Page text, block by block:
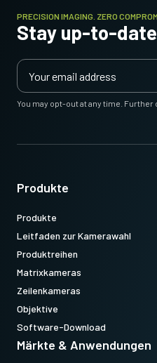
PRECISION IMAGING. ZERO
Stay up-to-
You may opt-out at any time. Further
Produkte
Produkte
Leitfaden zur Kamerawahl
Produktreihen
Matrixkameras
Zeilenkameras
Objektive
Software-Download
Märkte & Anwendungen